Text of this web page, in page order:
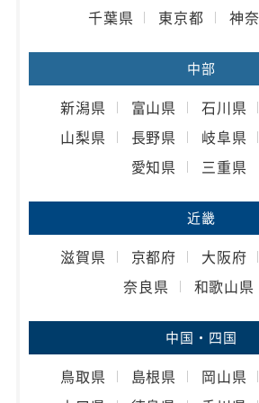
千葉県
東京都 神
中部
新潟県 富山県 石川県
山梨県
長野県 岐阜県
愛知県
三重県
近畿
滋賀県 京都府 大阪府
奈良県
和歌山県
中国・四国
鳥取県 島根県 岡山県